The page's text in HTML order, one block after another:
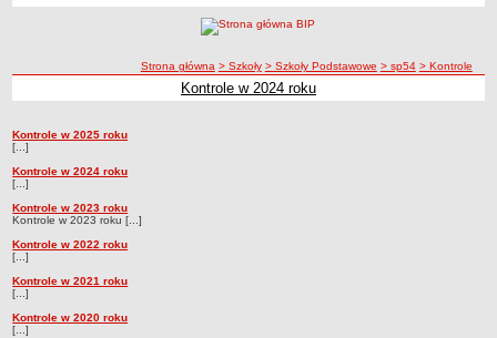
Zespoły Szkół
Techniczne Zakłady Naukowe
Przedszkola Miejskie
Zlikwidowane gimnazja
Przekształcone szkoły i placówki
Wielofunkcyjna Placówka
ścieżka nawigacji
Strona główna > Szkoły > Szkoły Podstawowe > sp54 > Kontrole
Kontrole w 2024 roku
Kontrole
Kontrole w 2025 roku
[...]
Kontrole w 2024 roku
[...]
Kontrole w 2023 roku
Kontrole w 2023 roku [...]
Kontrole w 2022 roku
[...]
Kontrole w 2021 roku
[...]
Kontrole w 2020 roku
[...]